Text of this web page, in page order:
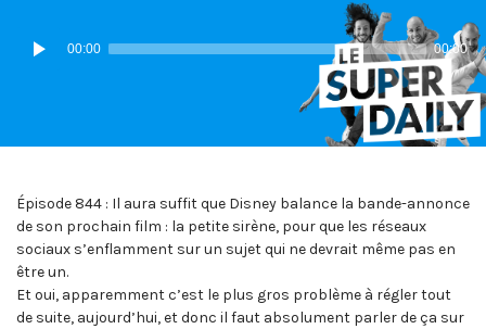
Lecteur
audio
00:00 00:00
Épisode 844 : Il aura suffit que Disney balance la bande-annonce
de son prochain film : la petite sirène, pour que les réseaux
sociaux s’enflamment sur un sujet qui ne devrait même pas en
être un.
Et oui, apparemment c’est le plus gros problème à régler tout
de suite, aujourd’hui, et donc il faut absolument parler de ça sur